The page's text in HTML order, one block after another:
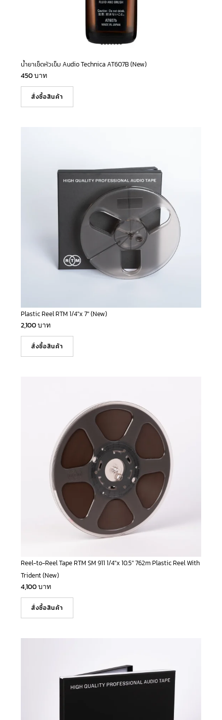
น้ำยาเช็ดหัวเข็ม Audio Technica AT607B (New)
450บาท
สั่งซื้อสินค้า
Plastic Reel RTM 1/4″x 7″ (New)
2,100บาท
สั่งซื้อสินค้า
Reel-to-Reel Tape RTM SM 911 1/4″x 10.5″ 762m Plastic Reel With
Trident (New)
4,100บาท
สั่งซื้อสินค้า